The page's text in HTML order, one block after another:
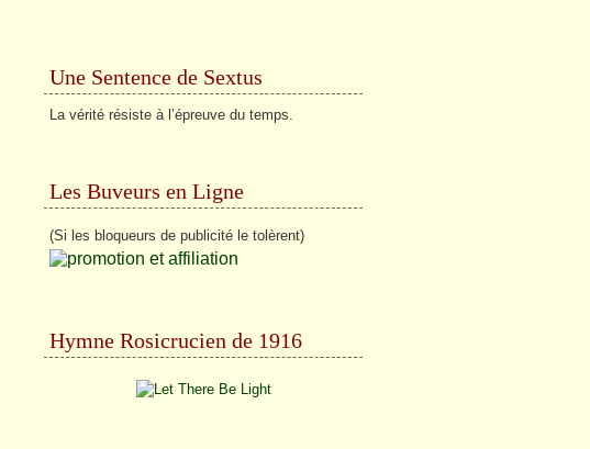
Une Sentence de Sextus
La vérité résiste à l’épreuve du temps.
Les Buveurs en Ligne
(Si les bloqueurs de publicité le tolèrent)
Hymne Rosicrucien de 1916